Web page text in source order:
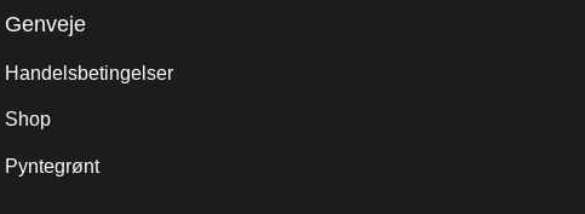
Genveje
Handelsbetingelser
Shop
Pyntegrønt